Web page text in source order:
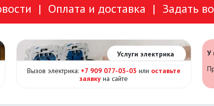
| Оплата и доставка | Задать
Услуги электрика
Вызов электрика: +7 909 077-03-03 или оставьте
заявку на сайте
У